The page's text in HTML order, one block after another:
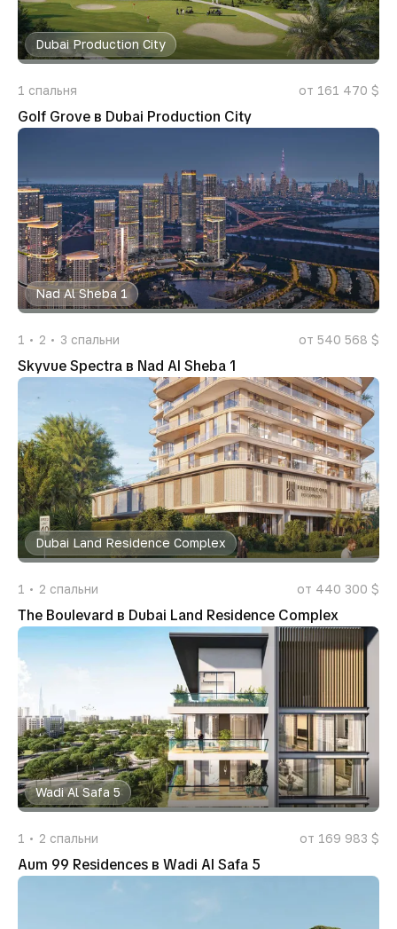
Dubai Production City
1 спальня от 161 470 $
Golf Grove в Dubai Production City
Nad Al Sheba 1
1 2 3 спальни от 540 568 $
Skyvue Spectra в Nad Al Sheba 1
Dubai Land Residence Complex
1 2 спальни от 440 300 $
The Boulevard в Dubai Land Residence Complex
Wadi Al Safa 5
1 2 спальни от 169 983 $
Aum 99 Residences в Wadi Al Safa 5